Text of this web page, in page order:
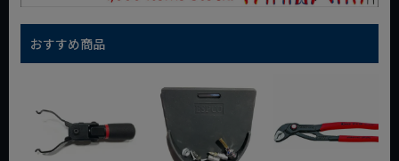
おすすめ商品